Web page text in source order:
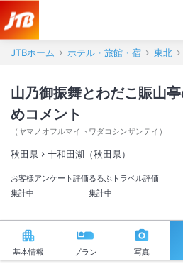
JTBホーム ホテル・旅館・宿 東北
山乃御振舞とわだこ賑山
めコメント
（ヤマノオフルマイトワダコシンザンテイ ）
秋田県 十和田湖（秋田県）
お客様アンケート評価
集計中
るるぶトラベル評価
集計中
基本情報 プラン 写真